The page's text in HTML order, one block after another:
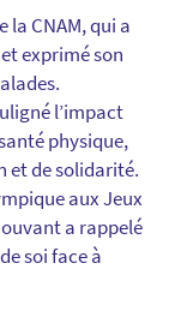
la CNAM, qui a
exprimé son
l’impact
physique,
et de solidarité.
aux Jeux
a rappelé
soi face à